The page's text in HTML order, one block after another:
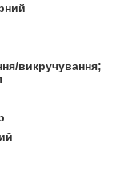
викручування;